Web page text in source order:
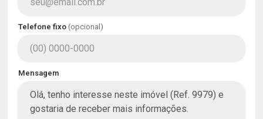
Telefone fixo (opcional)
Mensagem